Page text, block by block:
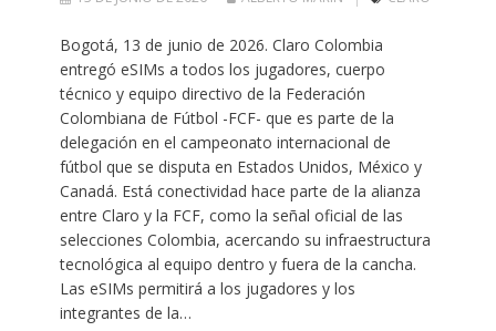
Bogotá, 13 de junio de 2026. Claro Colombia
entregó eSIMs a todos los jugadores, cuerpo
técnico y equipo directivo de la Federación
Colombiana de Fútbol -FCF- que es parte de la
delegación en el campeonato internacional de
fútbol que se disputa en Estados Unidos, México y
Canadá. Está conectividad hace parte de la alianza
entre Claro y la FCF, como la señal oficial de las
selecciones Colombia, acercando su infraestructura
tecnológica al equipo dentro y fuera de la cancha.
Las eSIMs permitirá a los jugadores y los
integrantes de la…